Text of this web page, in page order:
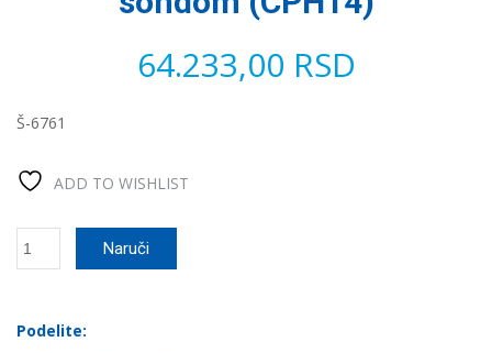
64.233,00 RSD
Š-6761
ADD TO WISHLIST
Gre
PH
Naruči
Podelite: